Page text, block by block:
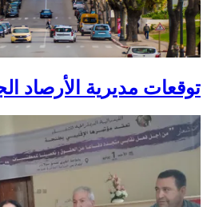
توقعات مديرية الأرصاد